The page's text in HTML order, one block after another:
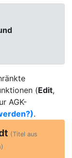
(Edit,
AGK-
.
(Titel aus